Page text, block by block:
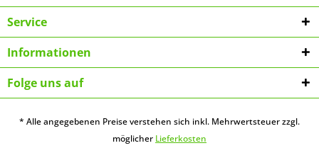
Service
Informationen
Folge uns auf
* Alle angegebenen Preise verstehen sich inkl. Mehrwertsteuer zzgl.
möglicher Lieferkosten